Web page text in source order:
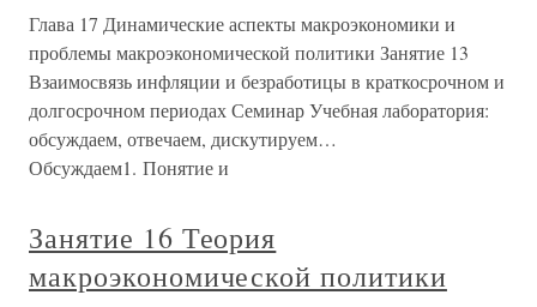
Глава 17 Динамические аспекты макроэкономики и
проблемы макроэкономической политики Занятие 13
Взаимосвязь инфляции и безработицы в краткосрочном и
долгосрочном периодах Семинар Учебная лаборатория:
обсуждаем, отвечаем, дискутируем…
Обсуждаем1. Понятие и
Занятие 16 Теория
макроэкономической политики